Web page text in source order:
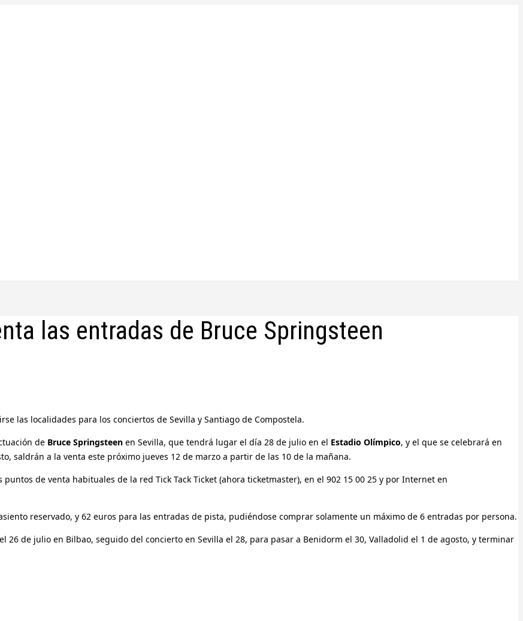
las entradas de Bruce Springsteen
las localidades para los conciertos de Sevilla y Santiago de Compostela.
de Bruce Springsteen en Sevilla, que tendrá lugar el día 28 de julio en el Estadio Olímpico, y el que se celebrará en
saldrán a la venta este próximo jueves 12 de marzo a partir de las 10 de la mañana.
de venta habituales de la red Tick Tack Ticket (ahora ticketmaster), en el 902 15 00 25 y por Internet en
reservado, y 62 euros para las entradas de pista, pudiéndose comprar solamente un máximo de 6 entradas por persona.
26 de julio en Bilbao, seguido del concierto en Sevilla el 28, para pasar a Benidorm el 30, Valladolid el 1 de agosto, y terminar